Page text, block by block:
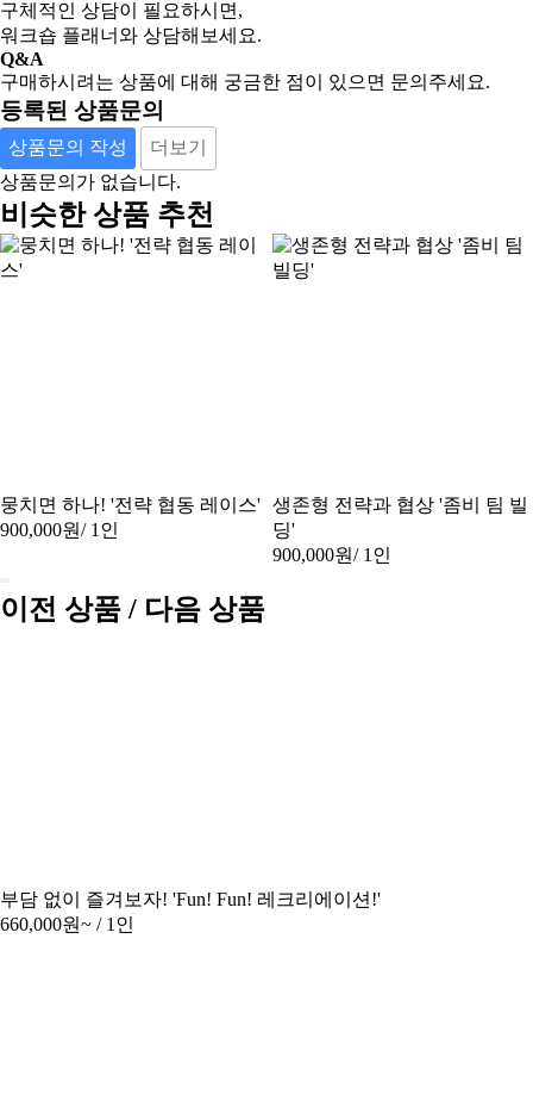
구체적인 상담이 필요하시면,
워크숍 플래너와 상담해보세요.
Q&A
구매하시려는 상품에 대해 궁금한 점이 있으면 문의주세요.
등록된 상품문의
상품문의 작성
더보기
상품문의가 없습니다.
비슷한 상품 추천
뭉치면 하나! '전략 협동 레이스'
900,000원/ 1인
생존형 전략과 협상 '좀비 팀 빌
딩'
900,000원/ 1인
이전 상품 / 다음 상품
부담 없이 즐겨보자! 'Fun! Fun! 레크리에이션!'
660,000원~ / 1인